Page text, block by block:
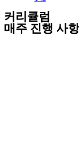
커리큘럼
매주 진행 사항